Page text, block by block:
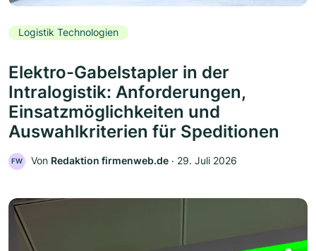
Logistik Technologien
Elektro-Gabelstapler in der
Intralogistik: Anforderungen,
Einsatzmöglichkeiten und
Auswahlkriterien für Speditionen
FW Von Redaktion firmenweb.de ‧ 29. Juli 2026